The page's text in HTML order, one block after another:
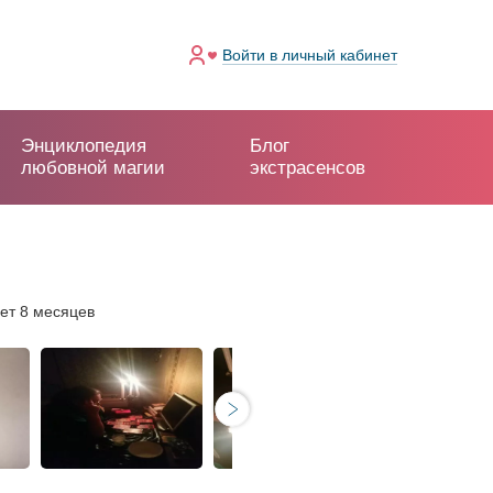
Войти в личный кабинет
Энциклопедия
любовной магии
Блог
экстрасенсов
8 месяцев